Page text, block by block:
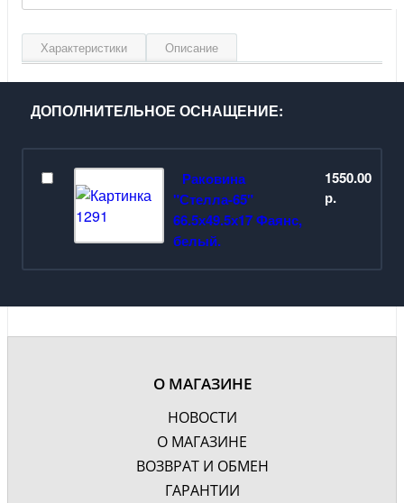
Характеристики Описание
Глубина, см 33.2
Материал корпуса
Фурнитура Хром
Белый
Дополнительно Доводчик, крепления
ДОПОЛНИТЕЛЬНОЕ ОСНАЩЕНИЕ:
Раковина
"Стелла-65"
66.5х49.5х17 Фаянс,
белый.
1550.00
р.
О МАГАЗИНЕ
НОВОСТИ
О МАГАЗИНЕ
ВОЗВРАТ И ОБМЕН
ГАРАНТИИ